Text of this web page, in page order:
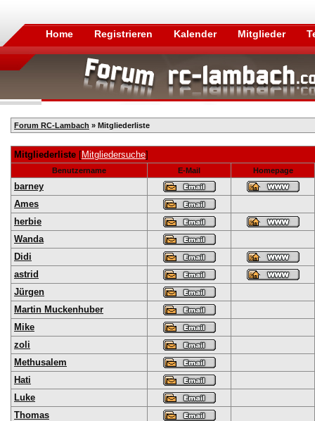
Home Registrieren Kalender Mitglieder
Forum RC-Lambach » Mitgliederliste
Mitgliederliste [Mitgliedersuche]
Benutzername E-Mail Homepage
barney
Ames
herbie
Wanda
Didi
astrid
Jürgen
Martin Muckenhuber
Mike
zoli
Methusalem
Hati
Luke
Thomas